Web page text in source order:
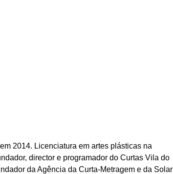
2014. Licenciatura em artes plásticas na
director e programador do Curtas Vila do
da Agência da Curta-Metragem e da Solar